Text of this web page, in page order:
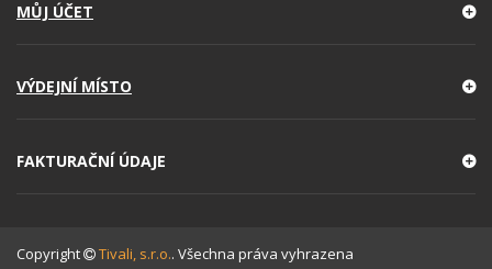
MŮJ ÚČET
VÝDEJNÍ MÍSTO
FAKTURAČNÍ ÚDAJE
Copyright Tivali, s.r.o.. Všechna práva vyhrazena